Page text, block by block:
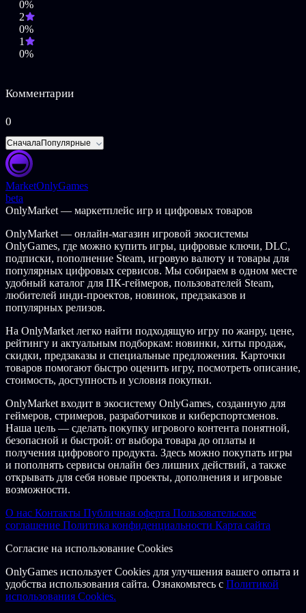
полета» для камеры неба, придав ей ощущение управления
настоящим самолетом.
Это кажется реальным!
процесс был разработан реальными авиадиспетчерами и
самолета очень реалистичны.
0%
2
0%
1
0%
Комментарии
0
СначалаПопулярные
MarketOnlyGames
beta
OnlyMarket — маркетплейс игр и цифровых товаров
OnlyMarket — онлайн-магазин игровой экосистемы
OnlyGames, где можно купить игры, цифровые ключи, DLC,
подписки, пополнение Steam, игровую валюту и товары для
популярных цифровых сервисов. Мы собираем в одном месте
удобный каталог для ПК-геймеров, пользователей Steam,
любителей инди-проектов, новинок, предзаказов и
популярных релизов.
На OnlyMarket легко найти подходящую игру по жанру, цене,
рейтингу и актуальным подборкам: новинки, хиты продаж,
скидки, предзаказы и специальные предложения. Карточки
товаров помогают быстро оценить игру, посмотреть описание,
стоимость, доступность и условия покупки.
OnlyMarket входит в экосистему OnlyGames, созданную для
геймеров, стримеров, разработчиков и киберспортсменов.
Наша цель — сделать покупку игрового контента понятной,
безопасной и быстрой: от выбора товара до оплаты и
получения цифрового продукта. Здесь можно покупать игры
и пополнять сервисы онлайн без лишних действий, а также
открывать для себя новые проекты, дополнения и игровые
возможности.
О нас Контакты Публичная оферта Пользовательское
соглашение Политика конфиденциальности Карта сайта
Согласие на использование Cookies
OnlyGames использует Cookies для улучшения вашего опыта и
удобства использования сайта. Ознакомьтесь с Политикой
использования Cookies.